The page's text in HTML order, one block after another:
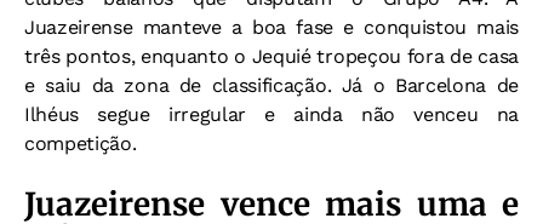
Juazeirense manteve a boa fase e conquistou mais
três pontos, enquanto o Jequié tropeçou fora de casa
e saiu da zona de classificação. Já o Barcelona de
Ilhéus segue irregular e ainda não venceu na
competição.
Juazeirense vence mais uma e